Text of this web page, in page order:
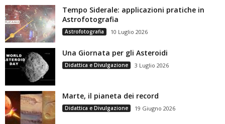
Tempo Siderale: applicazioni pratiche in
Astrofotografia
Astrofotografia 10 Luglio 2026
Una Giornata per gli Asteroidi
Didattica e Divulgazione 3 Luglio 2026
Marte, il pianeta dei record
Didattica e Divulgazione 19 Giugno 2026